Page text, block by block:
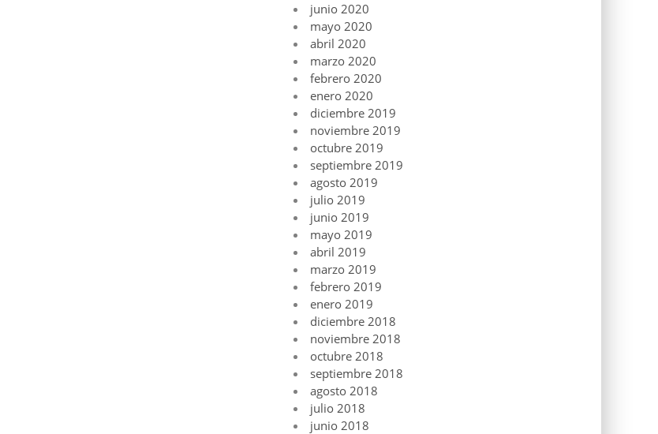
junio 2020
mayo 2020
abril 2020
marzo 2020
febrero 2020
enero 2020
diciembre 2019
noviembre 2019
octubre 2019
septiembre 2019
agosto 2019
julio 2019
junio 2019
mayo 2019
abril 2019
marzo 2019
febrero 2019
enero 2019
diciembre 2018
noviembre 2018
octubre 2018
septiembre 2018
agosto 2018
julio 2018
junio 2018